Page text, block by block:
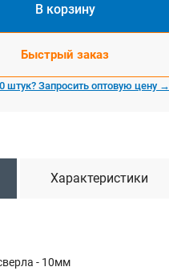
В корзину
Быстрый заказ
штук? Запросить оптовую цену →
Характеристики
- 10мм